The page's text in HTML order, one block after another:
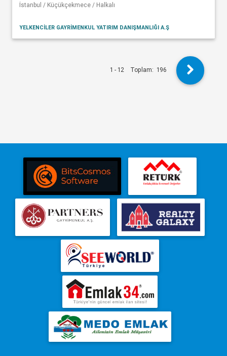
İstanbul / Küçükçekmece / Halkalı
YELKENCİLER GAYRİMENKUL YATIRIM DANIŞMANLIĞI A.Ş
1 - 12 Toplam: 196